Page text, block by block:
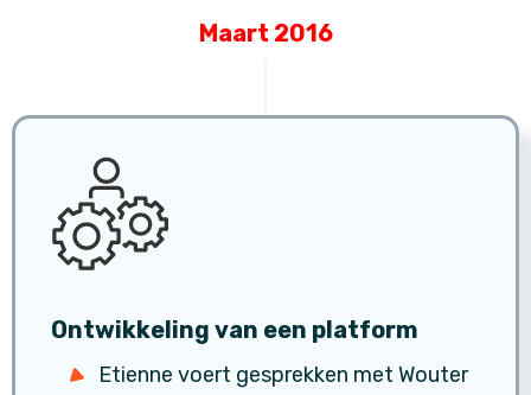
Maart 2016
Ontwikkeling van een platform
Etienne voert gesprekken met Wouter